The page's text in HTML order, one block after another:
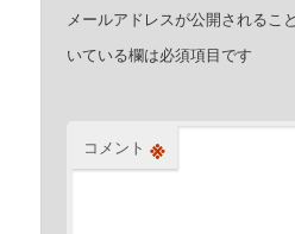
メールアドレスが公開されるこ
いている欄は必須項目です
コメント ※